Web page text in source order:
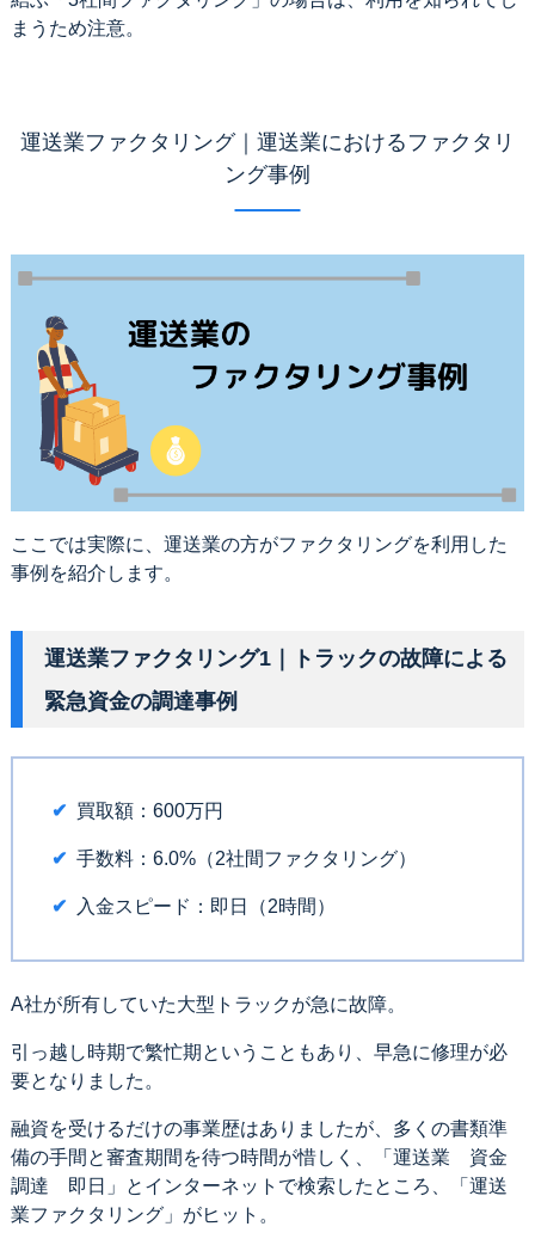
まうため注意。
運送業ファクタリング｜運送業におけるファクタリ
ング事例
ここでは実際に、運送業の方がファクタリングを利用した
事例を紹介します。
運送業ファクタリング1｜トラックの故障による
緊急資金の調達事例
買取額：600万円
手数料：6.0%（2社間ファクタリング）
入金スピード：即日（2時間）
A社が所有していた大型トラックが急に故障。
引っ越し時期で繁忙期ということもあり、早急に修理が必
要となりました。
融資を受けるだけの事業歴はありましたが、多くの書類準
備の手間と審査期間を待つ時間が惜しく、「運送業 資金
調達 即日」とインターネットで検索したところ、「運送
業ファクタリング」がヒット。